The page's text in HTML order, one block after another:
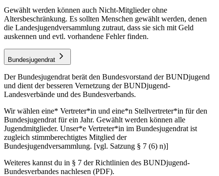
Gewählt werden können auch Nicht-Mitglieder ohne
Altersbeschränkung. Es sollten Menschen gewählt werden, denen
die Landesjugendversammlung zutraut, dass sie sich mit Geld
auskennen und evtl. vorhandene Fehler finden.
Bundesjugendrat
Der Bundesjugendrat berät den Bundesvorstand der BUNDjugend
und dient der besseren Vernetzung der BUNDjugend-
Landesverbände und des Bundesverbands.
Wir wählen eine* Vertreter*in und eine*n Stellvertreter*in für den
Bundesjugendrat für ein Jahr. Gewählt werden können alle
Jugendmitglieder. Unser*e Vertreter*in im Bundesjugendrat ist
zugleich stimmberechtigtes Mitglied der
Bundesjugendversammlung. [vgl. Satzung § 7 (6) n)]
Weiteres kannst du in § 7 der Richtlinien des BUNDjugend-
Bundesverbandes nachlesen (PDF).